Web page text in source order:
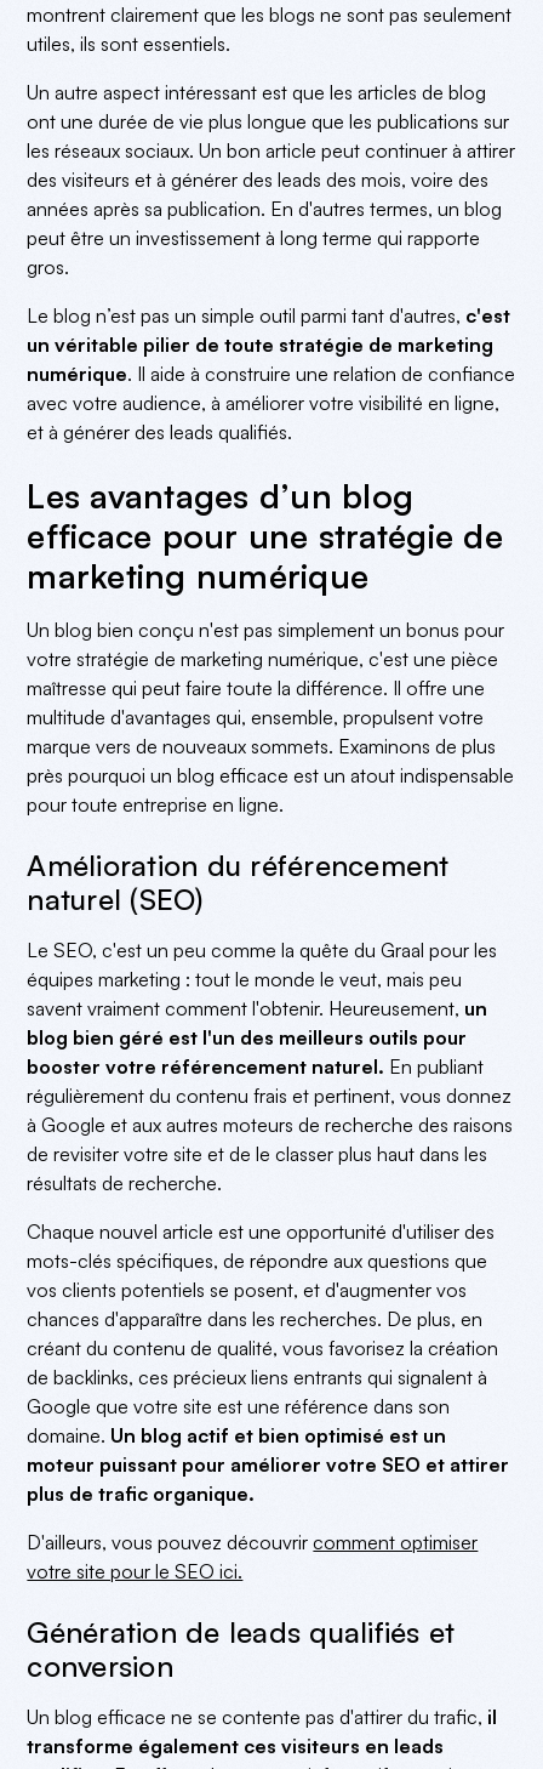
montrent clairement que les blogs ne sont pas seulement
utiles, ils sont essentiels.
Un autre aspect intéressant est que les articles de blog
ont une durée de vie plus longue que les publications sur
les réseaux sociaux. Un bon article peut continuer à attirer
des visiteurs et à générer des leads des mois, voire des
années après sa publication. En d'autres termes, un blog
peut être un investissement à long terme qui rapporte
gros.
Le blog n’est pas un simple outil parmi tant d'autres, c'est
un véritable pilier de toute stratégie de marketing
numérique. Il aide à construire une relation de confiance
avec votre audience, à améliorer votre visibilité en ligne,
et à générer des leads qualifiés.
Les avantages d’un blog
efficace pour une stratégie de
marketing numérique
Un blog bien conçu n'est pas simplement un bonus pour
votre stratégie de marketing numérique, c'est une pièce
maîtresse qui peut faire toute la différence. Il offre une
multitude d'avantages qui, ensemble, propulsent votre
marque vers de nouveaux sommets. Examinons de plus
près pourquoi un blog efficace est un atout indispensable
pour toute entreprise en ligne.
Amélioration du référencement
naturel (SEO)
Le SEO, c'est un peu comme la quête du Graal pour les
équipes marketing : tout le monde le veut, mais peu
savent vraiment comment l'obtenir. Heureusement, un
blog bien géré est l'un des meilleurs outils pour
booster votre référencement naturel. En publiant
régulièrement du contenu frais et pertinent, vous donnez
à Google et aux autres moteurs de recherche des raisons
de revisiter votre site et de le classer plus haut dans les
résultats de recherche.
Chaque nouvel article est une opportunité d'utiliser des
mots-clés spécifiques, de répondre aux questions que
vos clients potentiels se posent, et d'augmenter vos
chances d'apparaître dans les recherches. De plus, en
créant du contenu de qualité, vous favorisez la création
de backlinks, ces précieux liens entrants qui signalent à
Google que votre site est une référence dans son
domaine. Un blog actif et bien optimisé est un
moteur puissant pour améliorer votre SEO et attirer
plus de trafic organique.
D'ailleurs, vous pouvez découvrircomment optimiser
votre site pour le SEO ici.
Génération de leads qualifiés et
conversion
Un blog efficace ne se contente pas d'attirer du trafic, il
transforme également ces visiteurs en leads